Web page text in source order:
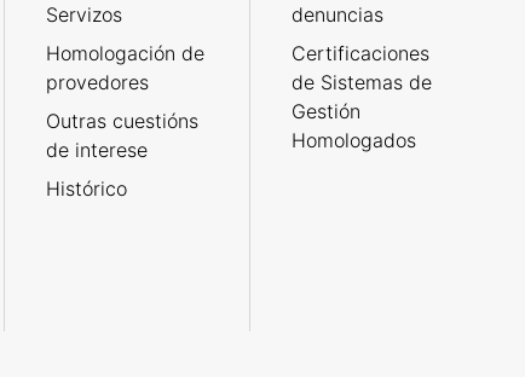
Servizos
Homologación de
provedores
Outras cuestións
de interese
Histórico
denuncias
Certificaciones
de Sistemas de
Gestión
Homologados